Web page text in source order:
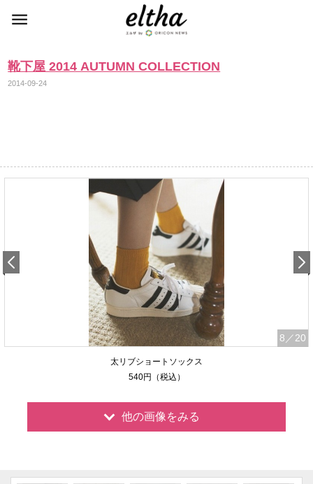
靴下屋 2014 AUTUMN COLLECTION
2014-09-24
8 ／20
太リブショートソックス
540円（税込）
他の画像をみる